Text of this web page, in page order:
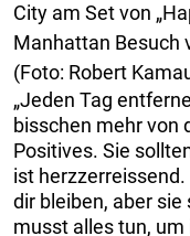
City am Set von
Manhattan Besuch
(Foto: Robert
„Jeden Tag
bisschen mehr von
Positives. Sie
ist
dir bleiben, aber sie
musst alles tun, um